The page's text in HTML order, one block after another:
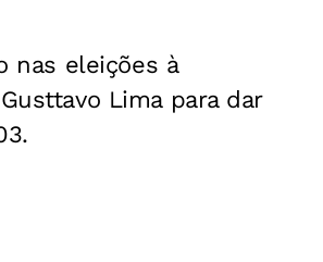
nas eleições à
Lima para dar